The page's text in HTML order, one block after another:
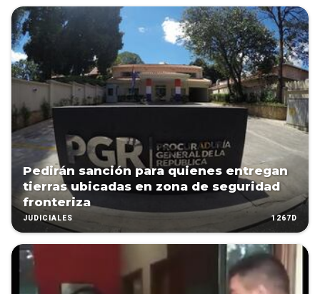
Pedirán sanción para quienes entregan
tierras ubicadas en zona de seguridad
fronteriza
JUDICIALES 1267D